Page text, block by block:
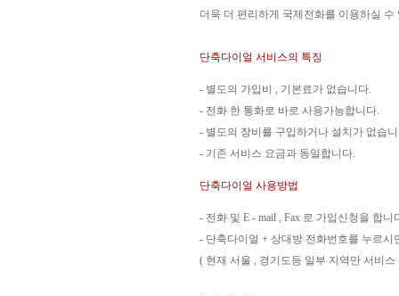
더욱 더 편리하게 국제전화를 이용하실 수
단축다이얼 서비스의 특징
- 별도의 가입비 , 기본료가 없습니다.
- 전화 한 통화로 바로 사용가능합니다.
- 별도의 장비를 구입하거나 설치가 없습
- 기존 서비스 요금과 동일합니다.
단축다이얼 사용방법
- 전화 및 E - mail , Fax 로 가입신청을 합니
- 단축다이얼 + 상대방 전화번호를 누르시
( 현재 서울 , 경기도등 일부 지역만 서비스